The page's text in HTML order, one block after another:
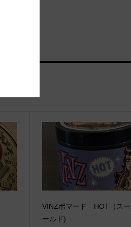
VINZポマード HOT（スー
ールド)